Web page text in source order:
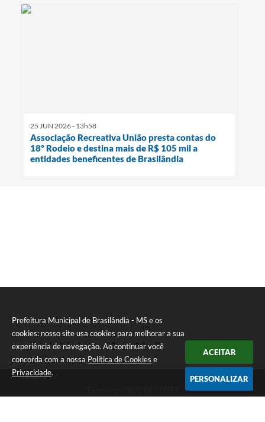
Prefeitura Municipal de Brasilândia - MS e os
cookies: nosso site usa cookies para melhorar a sua
experiência de navegação. Ao continuar você
concorda com a nossa Política de Cookies e
Privacidade.
ACEITAR
PERSONALIZAR
25 JUN 2026 - 13h58
Associação Recreativa União presta contas do
18º Rodeio e destina mais de R$ 105 mil a
entidades beneficentes de Brasilândia